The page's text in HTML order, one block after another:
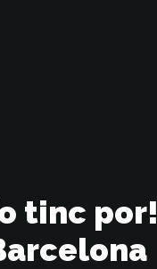
tinc por!